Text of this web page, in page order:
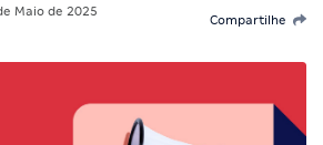
Maio de 2025
Compartilhe